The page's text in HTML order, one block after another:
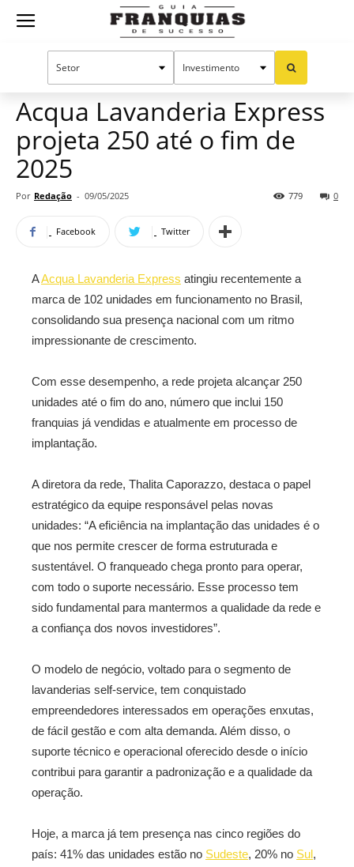
Guia
Oportunidades e tendências
Acqua Lavanderia Express
projeta 250 até o fim de
2025
Por Redação - 09/05/2025 0
779
Facebook Twitter
AAcqua Lavanderia Express atingiu recentemente a
marca de 102 unidades em funcionamento no Brasil,
consolidando sua presença nacional com um ritmo
impressionante de crescimento.
Com esse desempenho, a rede projeta alcançar 250
unidades até o fim do ano, número que inclui 150
franquias já vendidas e atualmente em processo de
implantação.
A diretora da rede, Thalita Caporazzo, destaca o papel
estratégico da equipe responsável pelas novas
unidades: “A eficiência na implantação das unidades é o
que nos permite crescer de forma estruturada e
sustentável. O franqueado chega pronto para operar,
com todo o suporte necessário. Esse processo tem
sido fundamental para mantermos a qualidade da rede e
a confiança dos novos investidores”.
O modelo de negócio, voltado para o segmento de
lavanderias self-service, tem conquistado
empreendedores interessados em operações enxutas,
de fácil gestão e com alta demanda. Além disso, o
suporte técnico e operacional oferecido desde o início
contribui para garantir a padronização e a qualidade da
operação.
Hoje, a marca já tem presença nas cinco regiões do
país: 41% das unidades estão no Sudeste, 20% no Sul,